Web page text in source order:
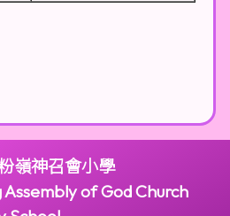
嶺神召會小學
Assembly of God Church